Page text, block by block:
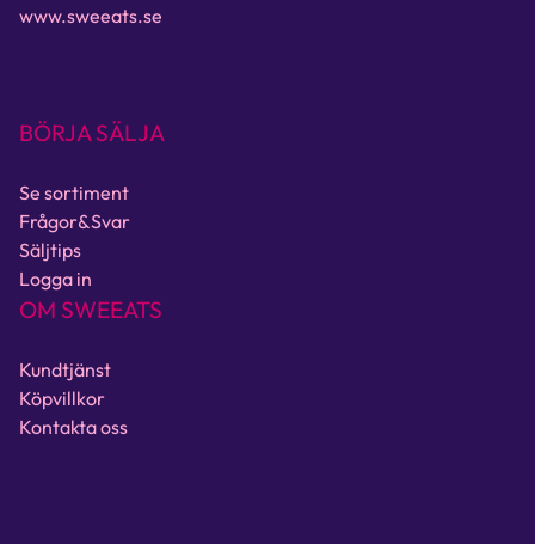
www.sweeats.se
BÖRJA SÄLJA
Se sortiment
Frågor&Svar
Säljtips
Logga in
OM SWEEATS
Kundtjänst
Köpvillkor
Kontakta oss